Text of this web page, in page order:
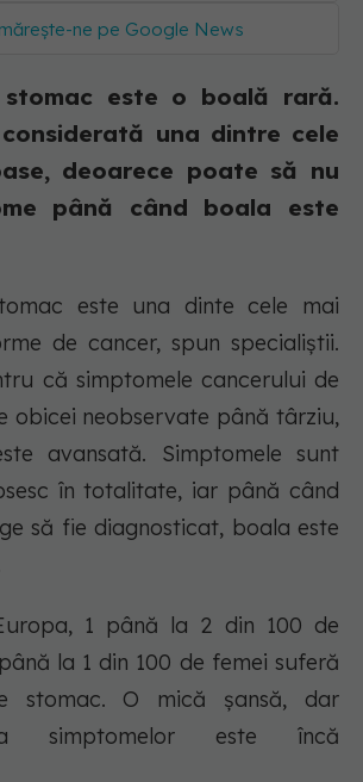
ne pe Google News
stomac este o boală rară.
una dintre cele
deoarece poate să nu
până când boala este
este una dinte cele mai
de cancer, spun specialiștii.
că simptomele cancerului de
obicei neobservate până târziu,
avansată. Simptomele sunt
în totalitate, iar până când
să fie diagnosticat, boala este
1 până la 2 din 100 de
la 1 din 100 de femei suferă
stomac. O mică șansă, dar
simptomelor este încă